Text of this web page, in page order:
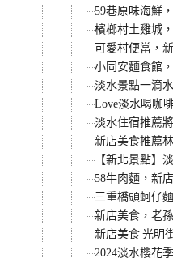
59巷原味海鮮
檳榔村土雞城
可愛村便當，
小同安麵食館
淡水景點一滴
Love淡水喝咖
淡水住宿推薦
新店美食推薦
【新北景點】
58牛肉麵，新
三重橋頭蚵仔
新店美食，老
新店美食|光明
2024淡水櫻花